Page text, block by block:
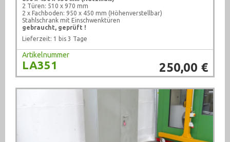
2 Türen: 510 x 970 mm
2 x Fachboden: 950 x 450 mm (Höhenverstellbar)
Stahlschrank mit Einschwenktüren
gebraucht, geprüft !
Lieferzeit: 1 bis 3 Tage
Artikelnummer
LA351 250,00 €